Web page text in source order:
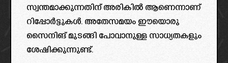
സ്വന്തമാക്കുന്നതിന് അരികിൽ ആണെന്നാണ്
റിപ്പോർട്ടുകൾ. അതേസമയം ഈയൊരു
സൈനിങ് മുടങ്ങി പോവാനുള്ള സാധ്യതകളും
ശേഷിക്കുന്നുണ്ട്.